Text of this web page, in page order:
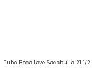
Tubo Bocallave Sacabujia 21 1/2